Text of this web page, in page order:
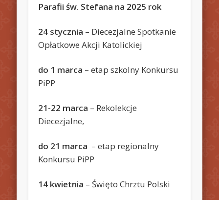
Parafii św. Stefana na 2025 rok
24 stycznia – Diecezjalne Spotkanie
Opłatkowe Akcji Katolickiej
do 1 marca – etap szkolny Konkursu
PiPP
21-22 marca – Rekolekcje
Diecezjalne,
do 21 marca – etap regionalny
Konkursu PiPP
14 kwietnia – Święto Chrztu Polski